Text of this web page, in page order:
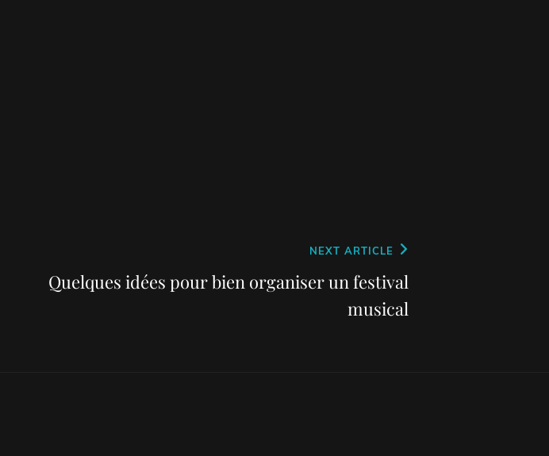
Post
NEXT ARTICLE
Quelques idées pour bien organiser un festival
musical